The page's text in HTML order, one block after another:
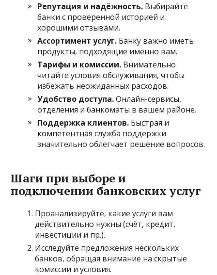
Репутация и надёжность. Выбирайте
банки с проверенной историей и
хорошими отзывами.
Ассортимент услуг. Банку важно иметь
продукты, подходящие именно вам.
Тарифы и комиссии. Внимательно
читайте условия обслуживания, чтобы
избежать неожиданных расходов.
Удобство доступа.Онлайн-сервисы,
отделения и банкоматы в вашем районе.
Поддержка клиентов. Быстрая и
компетентная служба поддержки
значительно облегчает решение вопросов.
Шаги при выборе и
подключении банковских услуг
Проанализируйте, какие услуги вам
действительно нужны (счёт, кредит,
инвестиции и пр.).
Исследуйте предложения нескольких
банков, обращая внимание на скрытые
комиссии и условия.